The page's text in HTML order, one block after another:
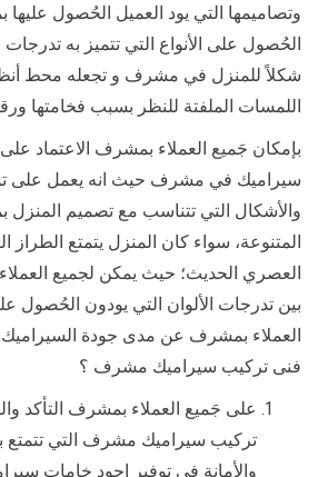
وتصاميمها التي يود العميل الحُصول
الحُصول على الأنواع التي تتميز به تدرجات
شكلاً للمنزل في مشرف و تجعله محط
اللمسات الملفتة للنظر بسبب فخامتها
بإمكان جَميع العملاء بمشرف الاعتماد
سيراميك في مشرف حيث انه يعمل على
والأشكال التي تتناسب مع تصميم المنزل
المتنوعة، سواء كان المنزل يتمتع الطراز
العصري الحديث؛ حيث يمكن لجميع
بين تدرجات الألوان التي يودون الحُصول
العملاء بمشرف عن مدى جودة
فنى تركيب سيراميك مشرف ؟
على جَميع العملاء بمشرف التأكد
تركيب سيراميك مشرف التي تتمتع
والأمانة في توفير اجود خامات